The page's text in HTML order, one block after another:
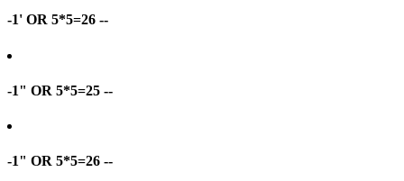
-1' OR 5*5=26 --
-1" OR 5*5=25 --
-1" OR 5*5=26 --